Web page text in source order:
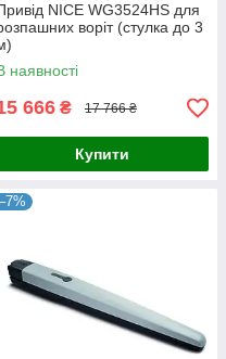
NICE WG3524HS для
воріт (стулка до 3
наявності
666 ₴ 17 766 ₴
Купити